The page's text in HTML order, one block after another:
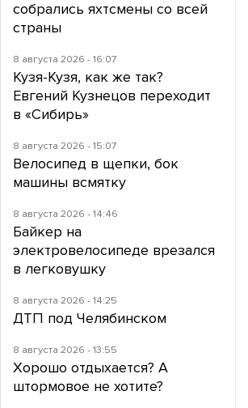
собрались яхтсмены со всей
страны
8 августа 2026 - 16:07
Кузя-Кузя, как же так?
Евгений Кузнецов переходит
в «Сибирь»
8 августа 2026 - 15:07
Велосипед в щепки, бок
машины всмятку
8 августа 2026 - 14:46
Байкер на
электровелосипеде врезался
в легковушку
8 августа 2026 - 14:25
ДТП под Челябинском
8 августа 2026 - 13:55
Хорошо отдыхается? А
штормовое не хотите?